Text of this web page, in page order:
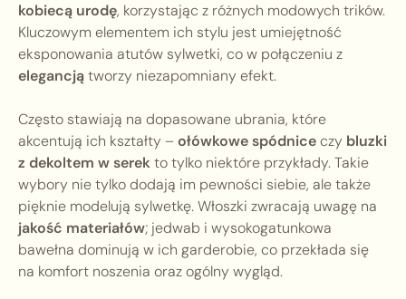
kobiecą urodę, korzystając z różnych modowych trików.
Kluczowym elementem ich stylu jest umiejętność
eksponowania atutów sylwetki, co w połączeniu z
elegancjątworzy niezapomniany efekt.
Często stawiają na dopasowane ubrania, które
akcentują ich kształty – ołówkowe spódniceczy bluzki
z dekoltem w serekto tylko niektóre przykłady. Takie
wybory nie tylko dodają im pewności siebie, ale także
pięknie modelują sylwetkę. Włoszki zwracają uwagę na
jakość materiałów; jedwab i wysokogatunkowa
bawełna dominują w ich garderobie, co przekłada się
na komfort noszenia oraz ogólny wygląd.